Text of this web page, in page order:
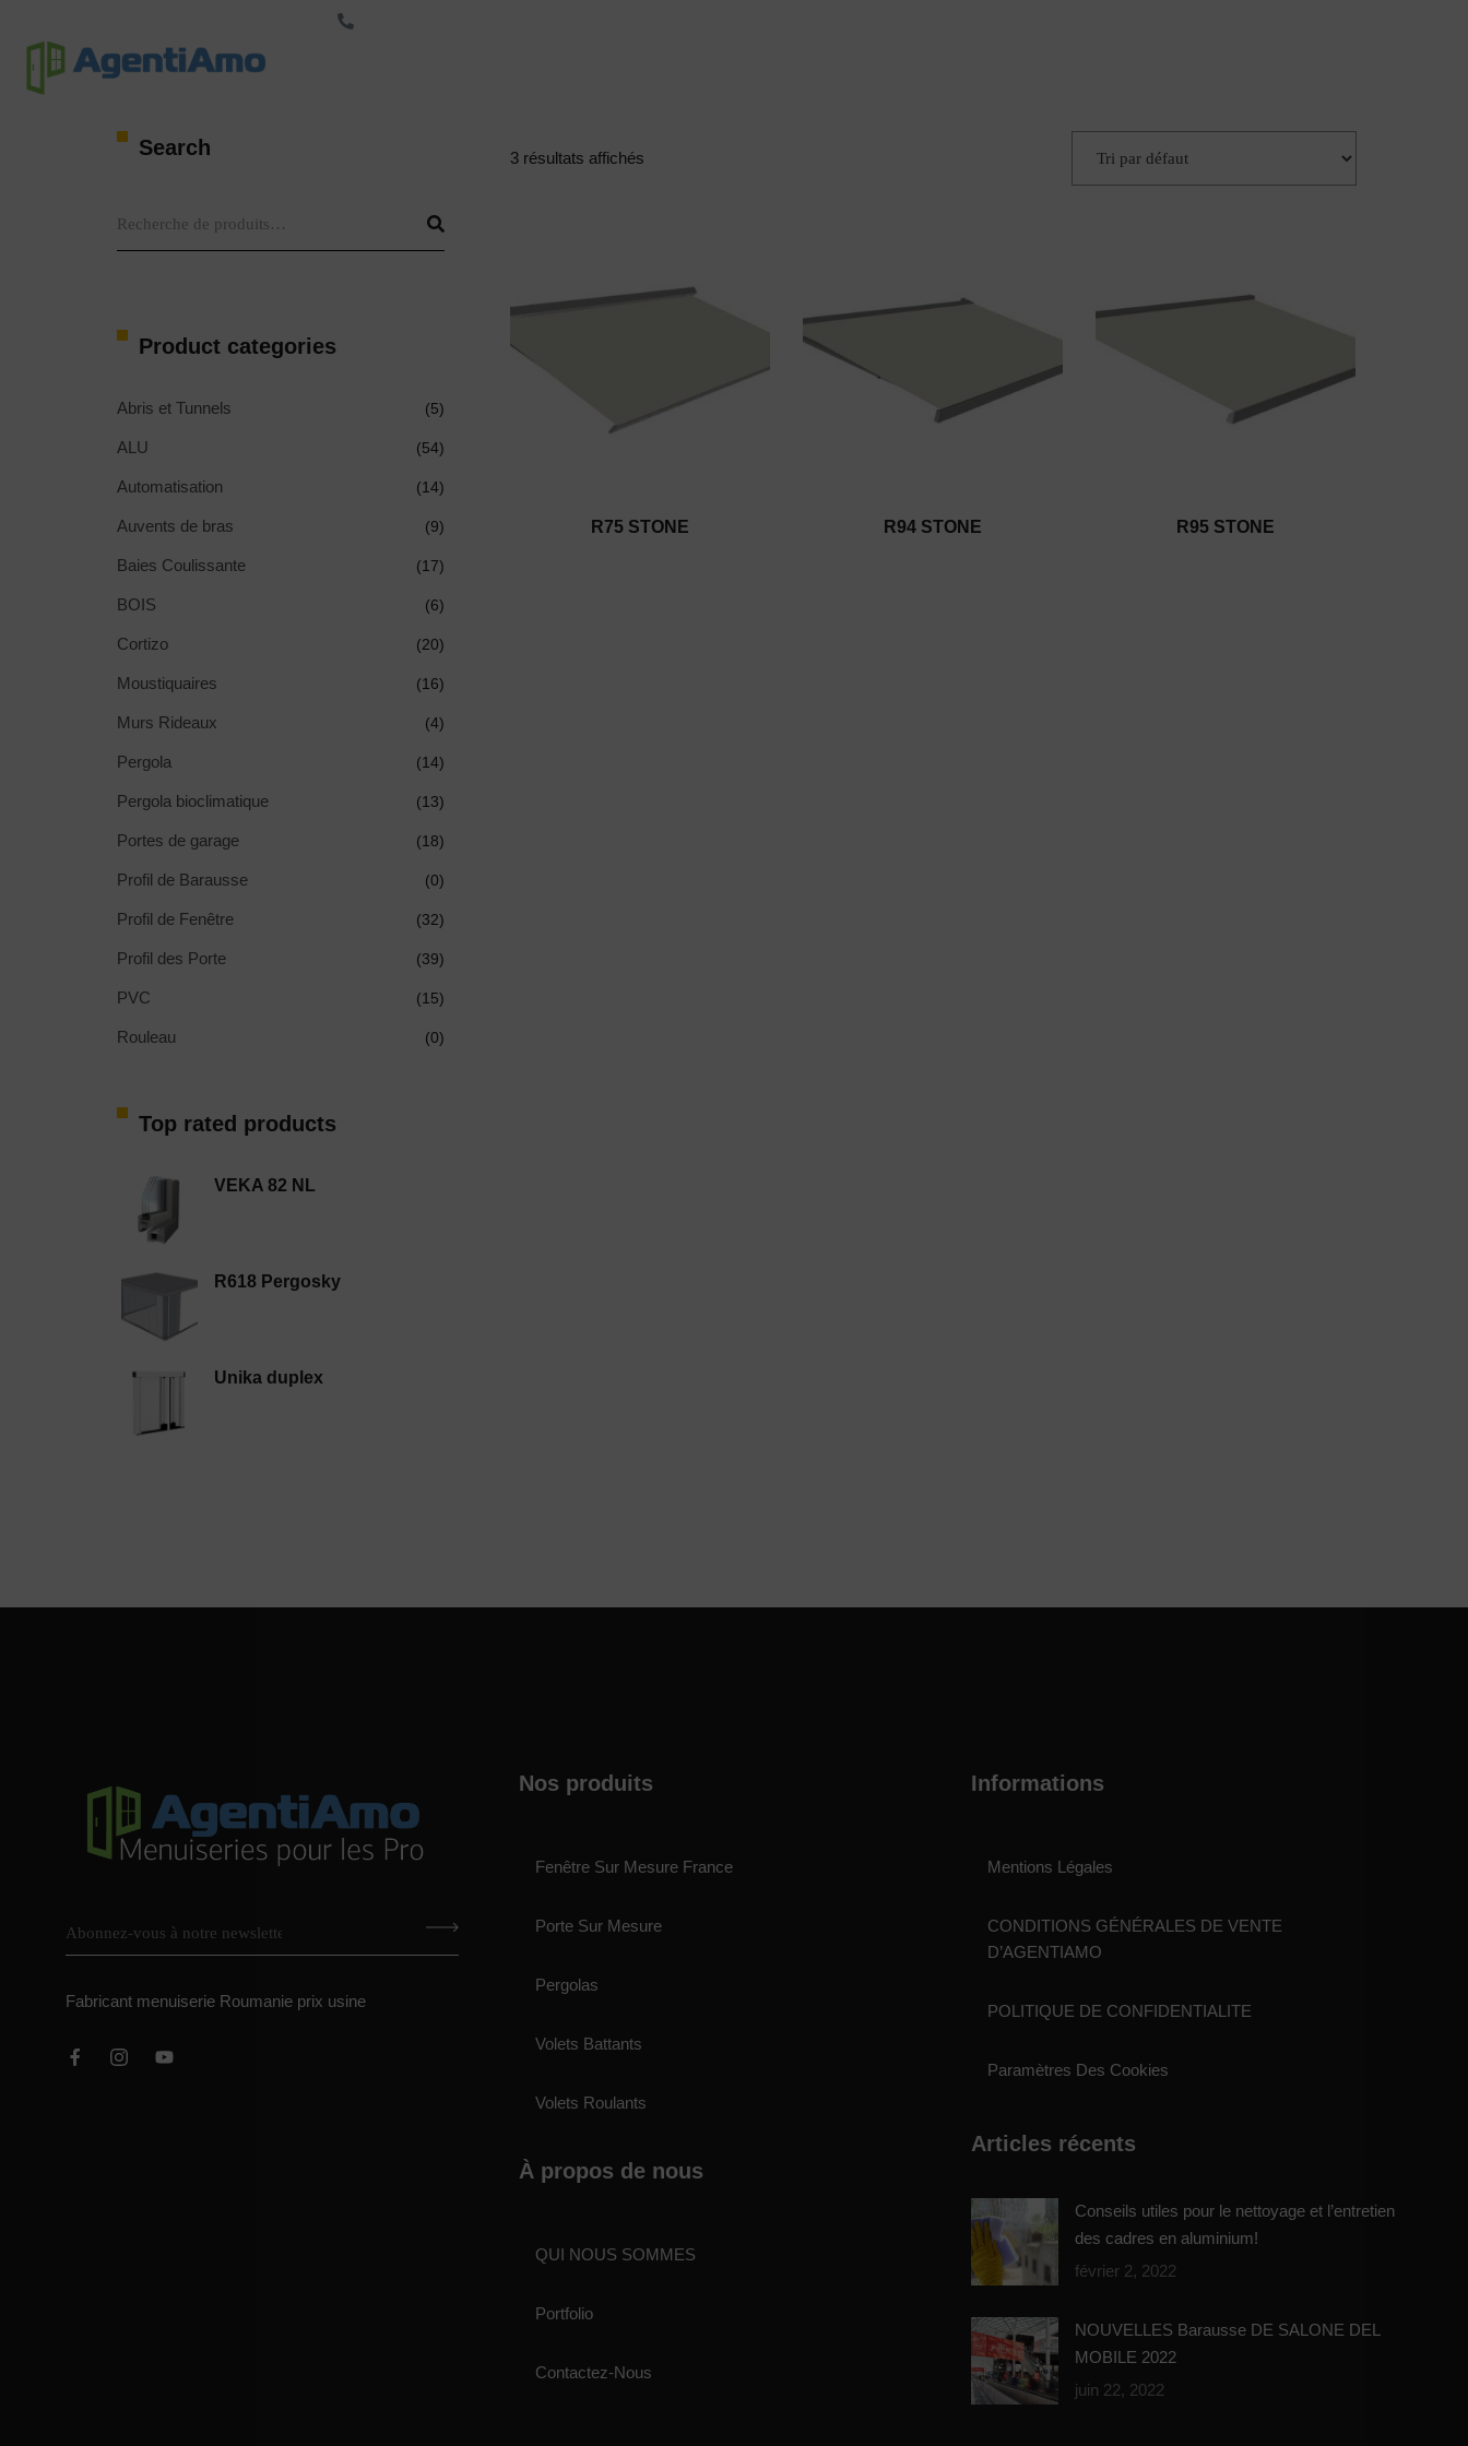
Search
Product categories
Abris et Tunnels (5)
ALU (54)
Automatisation (14)
Auvents de bras (9)
Baies Coulissante (17)
BOIS (6)
Cortizo (20)
Moustiquaires (16)
Murs Rideaux (4)
Pergola (14)
Pergola bioclimatique (13)
Portes de garage (18)
Profil de Barausse (0)
Profil de Fenêtre (32)
Profil des Porte (39)
PVC (15)
Rouleau (0)
Top rated products
VEKA 82 NL
R618 Pergosky
Unika duplex
3 résultats affichés
R75 STONE R94 STONE R95 STONE
Fabricant menuiserie Roumanie prix usine
Nos produits
Fenêtre Sur Mesure France
Porte Sur Mesure
Pergolas
Volets Battants
Volets Roulants
À propos de nous
QUI NOUS SOMMES
Portfolio
Contactez-Nous
Informations
Mentions Légales
CONDITIONS GÉNÉRALES DE VENTE
D’AGENTIAMO
POLITIQUE DE CONFIDENTIALITE
Paramètres Des Cookies
Articles récents
Conseils utiles pour le nettoyage et l’entretien
des cadres en aluminium!
février 2, 2022
NOUVELLES Barausse DE SALONE DEL
MOBILE 2022
juin 22, 2022